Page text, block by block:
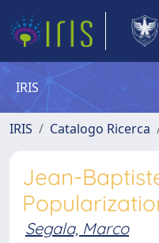
IRIS
IRIS Catalogo Ricerca
Jean-
Segala, Marco